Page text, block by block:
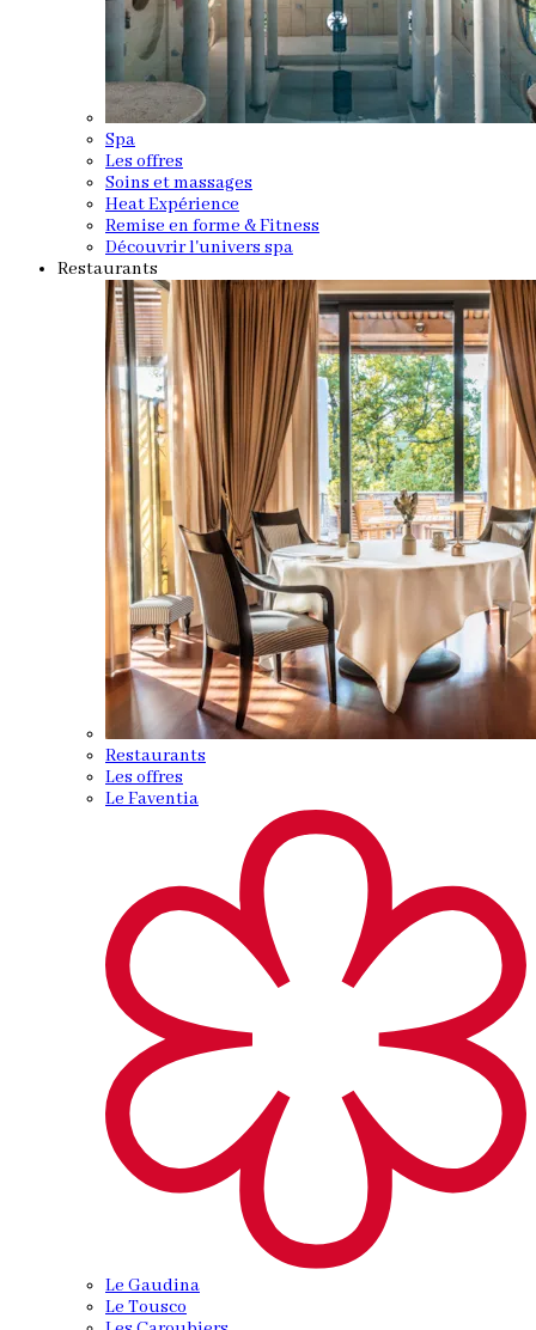
Spa
Les offres
Soins et massages
Heat Expérience
Remise en forme & Fitness
Découvrir l'univers spa
Restaurants
Restaurants
Les offres
Le Faventia
Le Gaudina
Le Tousco